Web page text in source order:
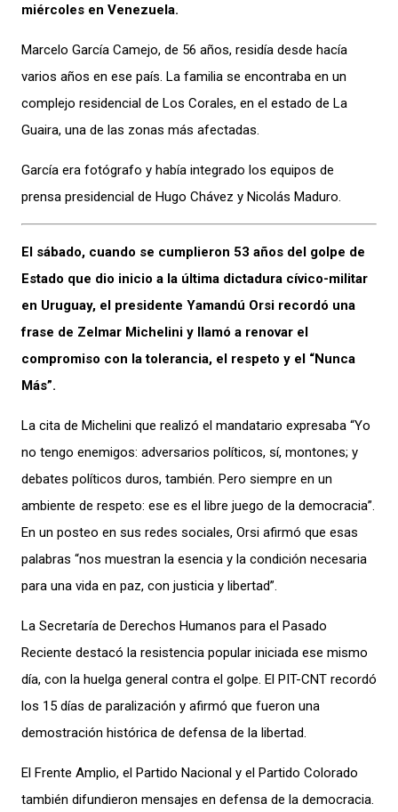
miércoles en Venezuela.
Marcelo García Camejo, de 56 años, residía desde hacía
varios años en ese país. La familia se encontraba en un
complejo residencial de Los Corales, en el estado de La
Guaira, una de las zonas más afectadas.
García era fotógrafo y había integrado los equipos de
prensa presidencial de Hugo Chávez y Nicolás Maduro.
El sábado, cuando se cumplieron 53 años del golpe de
Estado que dio inicio a la última dictadura cívico-militar
en Uruguay, el presidente Yamandú Orsi recordó una
frase de Zelmar Michelini y llamó a renovar el
compromiso con la tolerancia, el respeto y el “Nunca
Más”.
La cita de Michelini que realizó el mandatario expresaba “Yo
no tengo enemigos: adversarios políticos, sí, montones; y
debates políticos duros, también. Pero siempre en un
ambiente de respeto: ese es el libre juego de la democracia”.
En un posteo en sus redes sociales, Orsi afirmó que esas
palabras “nos muestran la esencia y la condición necesaria
para una vida en paz, con justicia y libertad”.
La Secretaría de Derechos Humanos para el Pasado
Reciente destacó la resistencia popular iniciada ese mismo
día, con la huelga general contra el golpe. El PIT-CNT recordó
los 15 días de paralización y afirmó que fueron una
demostración histórica de defensa de la libertad.
El Frente Amplio, el Partido Nacional y el Partido Colorado
también difundieron mensajes en defensa de la democracia.